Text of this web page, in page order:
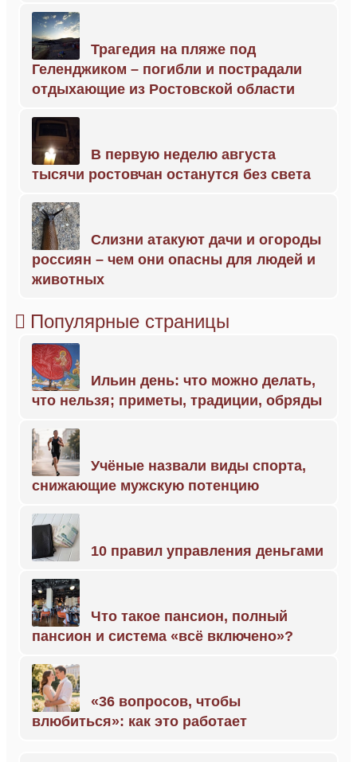
Трагедия на пляже под
Геленджиком – погибли и пострадали
отдыхающие из Ростовской области
В первую неделю августа
тысячи ростовчан останутся без света
Слизни атакуют дачи и огороды
россиян – чем они опасны для людей и
животных
Популярные страницы
Ильин день: что можно делать,
что нельзя; приметы, традиции, обряды
Учёные назвали виды спорта,
снижающие мужскую потенцию
10 правил управления деньгами
Что такое пансион, полный
пансион и система «всё включено»?
«36 вопросов, чтобы
влюбиться»: как это работает